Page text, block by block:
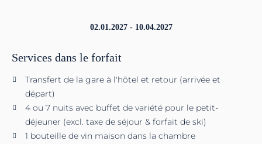
02.01.2027 - 10.04.2027
Services dans le forfait
Transfert de la gare à l'hôtel et retour (arrivée et
départ)
4 ou 7 nuits avec buffet de variété pour le petit-
déjeuner (excl. taxe de séjour & forfait de ski)
1 bouteille de vin maison dans la chambre